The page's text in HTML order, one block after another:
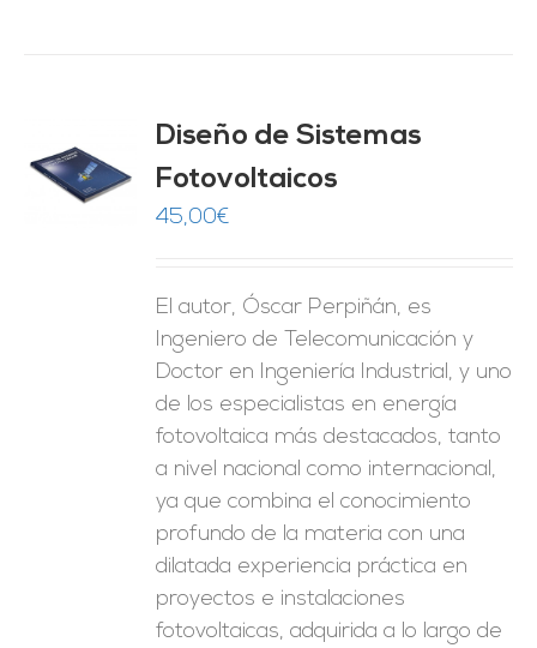
Diseño de Sistemas
Fotovoltaicos
45,00€
El autor, Óscar Perpiñán, es
Ingeniero de Telecomunicación y
Doctor en Ingeniería Industrial, y uno
de los especialistas en energía
fotovoltaica más destacados, tanto
a nivel nacional como internacional,
ya que combina el conocimiento
profundo de la materia con una
dilatada experiencia práctica en
proyectos e instalaciones
fotovoltaicas, adquirida a lo largo de